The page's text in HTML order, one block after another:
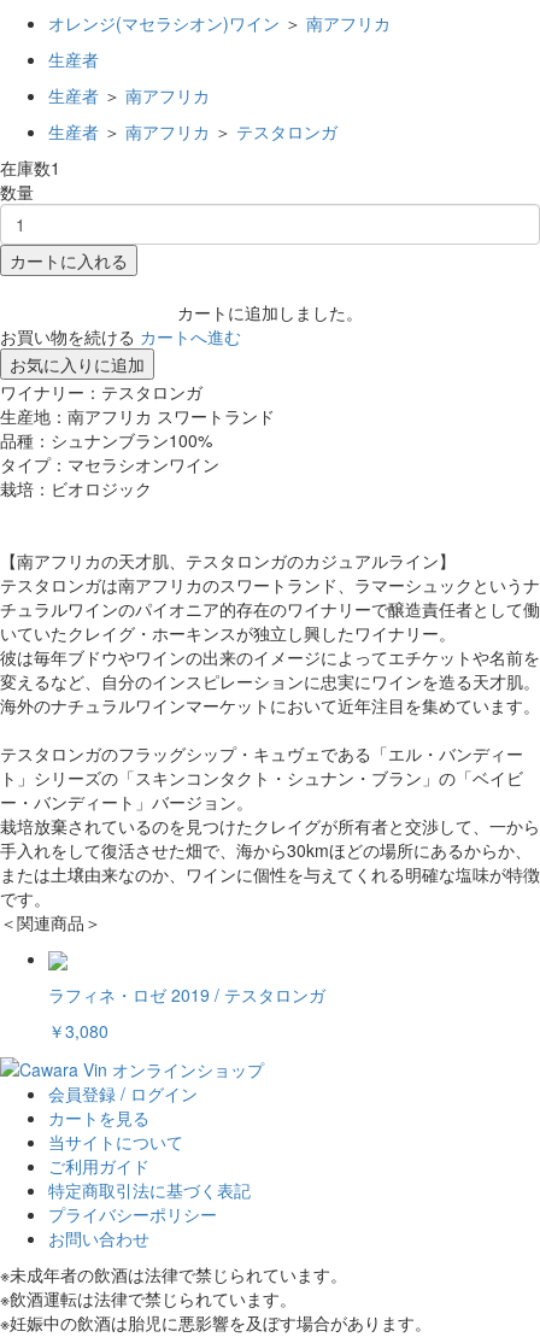
オレンジ(マセラシオン)ワイン ＞ 南アフリカ
生産者
生産者 ＞ 南アフリカ
生産者 ＞ 南アフリカ ＞ テスタロンガ
在庫数1
数量
カートに入れる
カートに追加しました。
お買い物を続ける カートへ進む
お気に入りに追加
ワイナリー：テスタロンガ
生産地：南アフリカ スワートランド
品種：シュナンブラン100%
タイプ：マセラシオンワイン
栽培：ビオロジック
【南アフリカの天才肌、テスタロンガのカジュアルライン】
テスタロンガは南アフリカのスワートランド、ラマーシュックというナ
チュラルワインのパイオニア的存在のワイナリーで醸造責任者として働
いていたクレイグ・ホーキンスが独立し興したワイナリー。
彼は毎年ブドウやワインの出来のイメージによってエチケットや名前を
変えるなど、自分のインスピレーションに忠実にワインを造る天才肌。
海外のナチュラルワインマーケットにおいて近年注目を集めています。
テスタロンガのフラッグシップ・キュヴェである「エル・バンディー
ト」シリーズの「スキンコンタクト・シュナン・ブラン」の「ベイビ
ー・バンディート」バージョン。
栽培放棄されているのを見つけたクレイグが所有者と交渉して、一から
手入れをして復活させた畑で、海から30kmほどの場所にあるからか、
または土壌由来なのか、ワインに個性を与えてくれる明確な塩味が特徴
です。
＜関連商品＞
ラフィネ・ロゼ 2019 / テスタロンガ
￥3,080
会員登録 / ログイン
カートを見る
当サイトについて
ご利用ガイド
特定商取引法に基づく表記
プライバシーポリシー
お問い合わせ
※未成年者の飲酒は法律で禁じられています。
※飲酒運転は法律で禁じられています。
※妊娠中の飲酒は胎児に悪影響を及ぼす場合があります。